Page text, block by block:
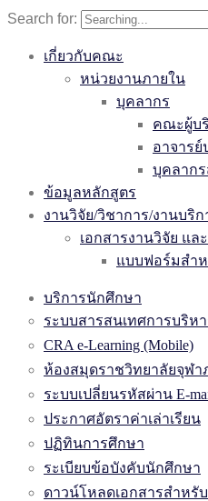
Search for:
เกี่ยวกับคณะ
หน่วยงานภายใน
บุคลากร
คณะผู้บ
อาจารย์
บุคลาก
ข้อมูลหลักสูตร
งานวิจัย/วิชาการ/งานบริ
เอกสารงานวิจัย แล
แบบฟอร์มสำ
บริการนักศึกษา
ระบบสารสนเทศการบริห
CRA e-Learning (Mobile)
ห้องสมุดราชวิทยาลัยจุฬ
ระบบเปลี่ยนรหัสผ่าน E-
ประกาศอัตราค่าเล่าเรียน
ปฏิทินการศึกษา
ระเบียบข้อบังคับนักศึกษา
ดาวน์โหลดเอกสารสำหรั